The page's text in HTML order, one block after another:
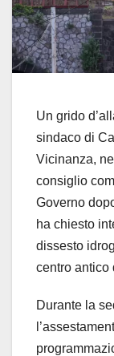
Un grido
sindaco di
Vicinanza,
consiglio
Governo
ha chiesto
dissesto
centro antico
Durante la